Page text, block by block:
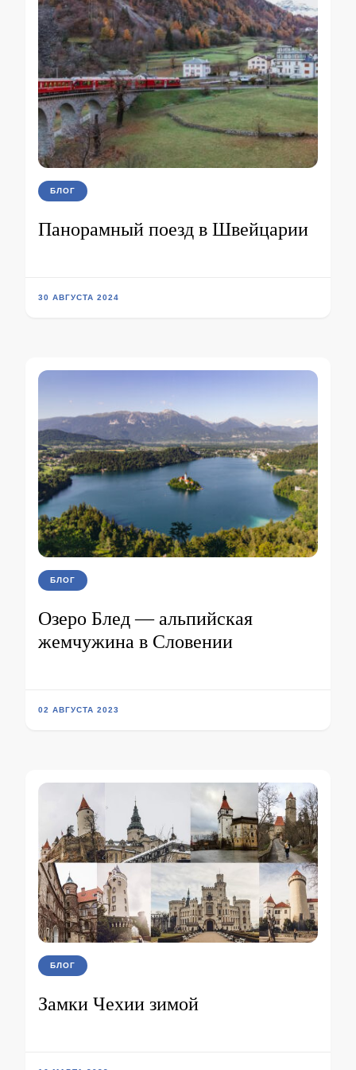
БЛОГ
Панорамный поезд в Швейцарии
30 АВГУСТА 2024
БЛОГ
Озеро Блед — альпийская
жемчужина в Словении
02 АВГУСТА 2023
БЛОГ
Замки Чехии зимой